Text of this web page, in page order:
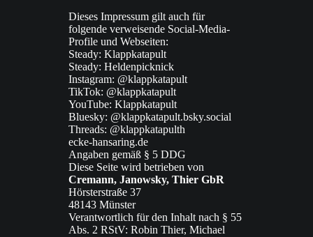
Dieses Impressum gilt auch für
folgende verweisende Social-Media-
Profile und Webseiten:
Steady: Klappkatapult
Steady: Heldenpicknick
Instagram: @klappkatapult
TikTok: @klappkatapult
YouTube: Klappkatapult
Bluesky: @klappkatapult.bsky.social
Threads: @klappkatapulth
ecke-hansaring.de
Angaben gemäß § 5 DDG
Diese Seite wird betrieben von
Cremann, Janowsky, Thier GbR
Hörsterstraße 37
48143 Münster
Verantwortlich für den Inhalt nach § 55
Abs. 2 RStV: Robin Thier, Michael